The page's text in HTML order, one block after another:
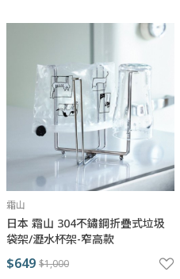
霜山
日本 霜山 304不鏽鋼折疊式垃圾
袋架/瀝水杯架-窄高款
$649 $1,000